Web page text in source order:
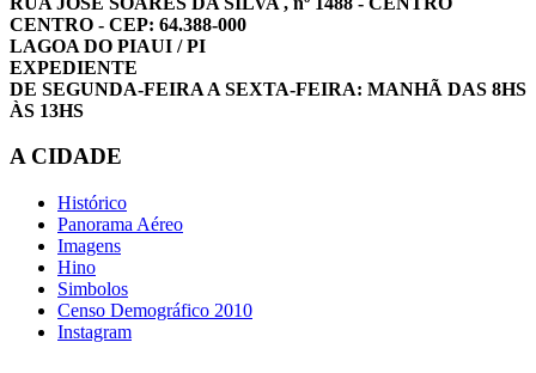
CENTRO - CEP: 64.388-000
LAGOA DO PIAUI / PI
EXPEDIENTE
DE SEGUNDA-FEIRA A SEXTA-FEIRA: MANHÃ DAS 8HS
ÀS 13HS
A CIDADE
Histórico
Panorama Aéreo
Imagens
Hino
Simbolos
Censo Demográfico 2010
Instagram